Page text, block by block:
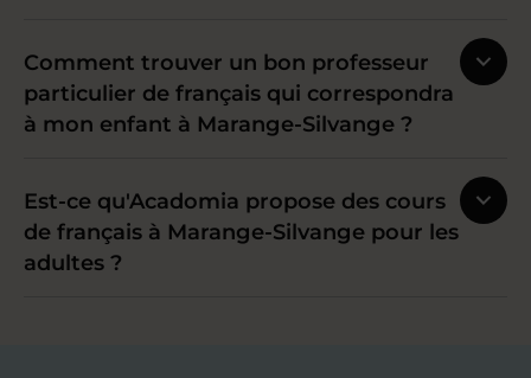
Comment trouver un bon professeur
particulier de français qui correspondra
à mon enfant à Marange-Silvange ?
Est-ce qu'Acadomia propose des cours
de français à Marange-Silvange pour les
adultes ?